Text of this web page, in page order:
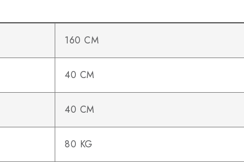
160 CM
40 CM
40 CM
80 KG